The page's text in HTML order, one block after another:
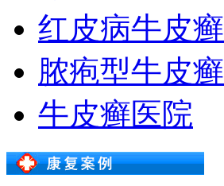
红皮病牛皮癣
脓疱型牛皮癣
牛皮癣医院